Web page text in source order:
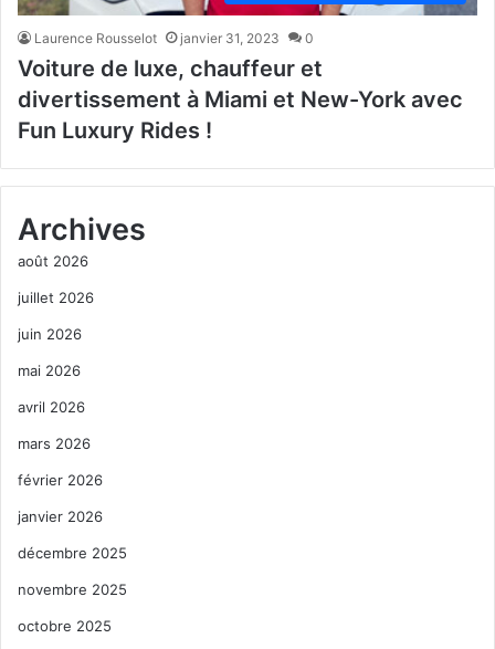
Laurence Rousselot janvier 31, 2023 0
Voiture de luxe, chauffeur et
divertissement à Miami et New-York avec
Fun Luxury Rides !
Archives
août 2026
juillet 2026
juin 2026
mai 2026
avril 2026
mars 2026
février 2026
janvier 2026
décembre 2025
novembre 2025
octobre 2025